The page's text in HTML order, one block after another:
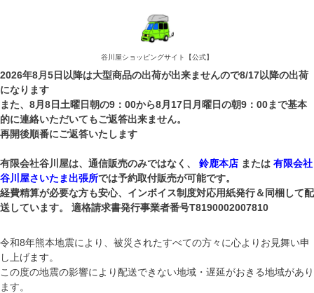
谷川屋ショッピングサイト【公式】
2026年8月5日以降は大型商品の出荷が出来ませんので8/17以降の出荷
になります
また、8月8日土曜日朝の9：00から8月17日月曜日の朝9：00まで基本
的に連絡いただいてもご返答出来ません。
再開後順番にご返答いたします
有限会社谷川屋は、通信販売のみではなく、 鈴鹿本店 または 有限会社
谷川屋さいたま出張所では予約取付販売が可能です。
経費精算が必要な方も安心、インボイス制度対応用紙発行＆同梱して配
送しています。 適格請求書発行事業者番号T8190002007810
令和8年熊本地震により、被災されたすべての方々に心よりお見舞い申
し上げます。
この度の地震の影響により配送できない地域・遅延がおきる地域があり
ます。